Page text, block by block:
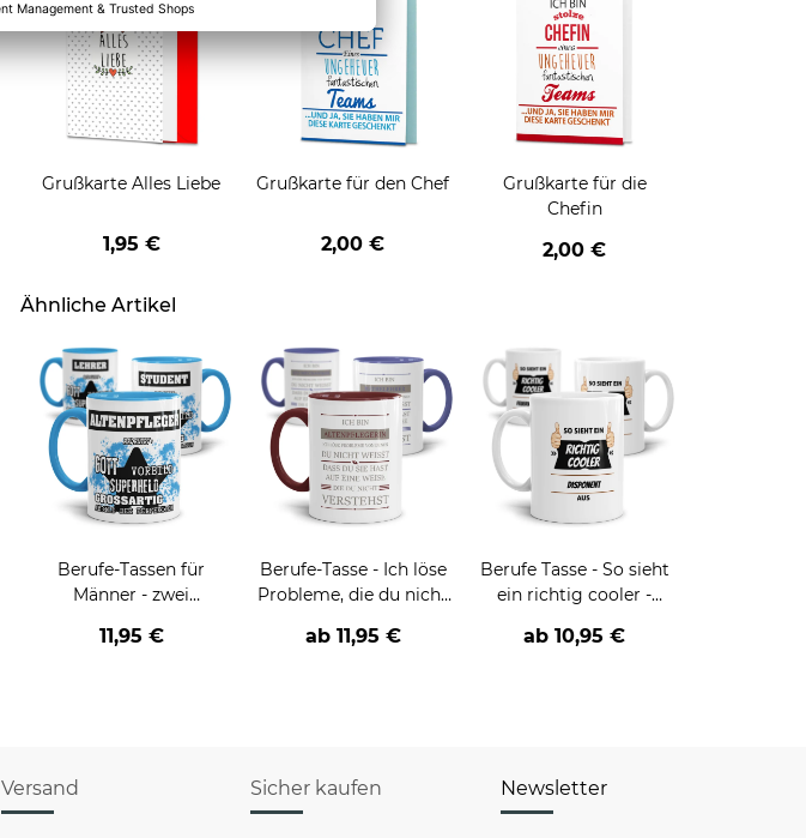
Grußkarte Alles Liebe
1,95 €
Grußkarte für den Chef
2,00 €
Grußkarte für die
Chefin
2,00 €
Ähnliche Artikel
Berufe-Tassen für
Männer - zwei
11,95 €
Berufe-Tasse - Ich löse
Probleme, die du nicht
verschiedene Berufe
ab 11,95 €
Berufe Tasse - So sieht
ein richtig cooler -
ab10,95 €
Versand Sicher kaufen Newsletter